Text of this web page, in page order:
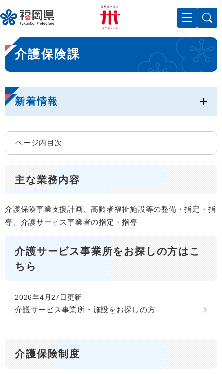
ー
ジ
先
頭
で
。
メニューを飛ばして本文へ
本
文
介護保険課
新着情報
ページ内目次
主な業務内容
介護保険事業支援計画、高齢者福祉施設等の整備・指定・指
導、介護サービス事業者の指定・指導
介護サービス事業所をお探しの方はこ
ちら
2026年4月27日更新
介護サービス事業所・施設をお探しの方
介護保険制度